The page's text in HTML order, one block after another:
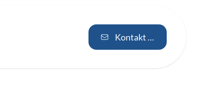
Kontakt aufnehmen